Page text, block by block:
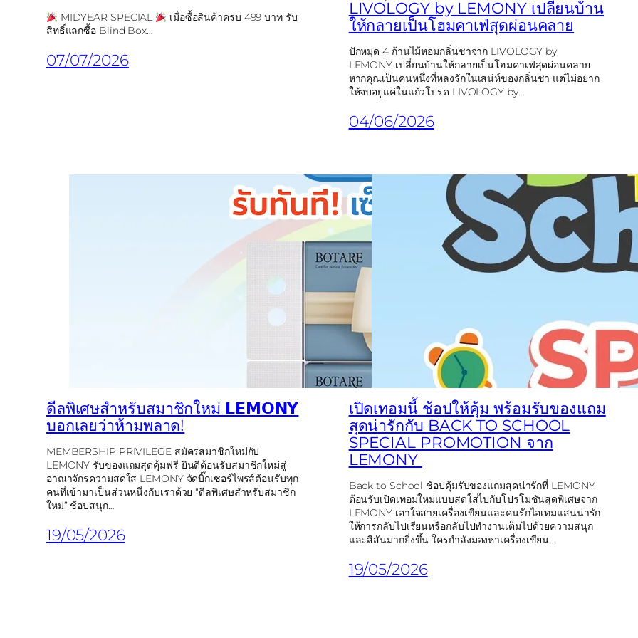
MIDYEAR SPECIAL
เมื่อซื้อสินค้าครบ 499 บาท รับ
สิทธิ์แลกซื้อ Blind Box…
07/07/2026
LIVOLOGY by LEMONY เปลี่ยนบ้าน
ให้กลายเป็นโฮมคาเฟ่สุดผ่อนคลาย
ปักหมุด 4 ก้านไม้หอมกลิ่นชาจาก LIVOLOGY by
LEMONY เปลี่ยนบ้านให้กลายเป็นโฮมคาเฟ่สุดผ่อนคลาย
หากคุณเป็นคนหนึ่งที่หลงรักในเสน่ห์ของกลิ่นชา แต่ไม่อยาก
ให้จบอยู่แค่ในแก้วโปรด LIVOLOGY by…
04/06/2026
ดีลพิเศษสำหรับสมาชิกใหม่ 𝗟𝗘𝗠𝗢𝗡𝗬
บอกเลยว่าห้ามพลาด!
MEMBERSHIP PRIVILEGE สมัครสมาชิกใหม่กับ
LEMONY รับของแถมสุดคุ้มฟรี ยินดีต้อนรับสมาชิกใหม่สู่
อาณาจักรความสดใส LEMONY จัดบิ๊กเซอร์ไพรส์ต้อนรับทุก
คนที่เข้ามาเป็นส่วนหนึ่งกับเราด้วย “ดีลพิเศษสำหรับสมาชิก
ใหม่” ช้อปสนุก…
19/05/2026
เปิดเทอมนี้ ช้อปให้คุ้ม พร้อมรับของแถม
สุดน่ารักกับ BACK TO SCHOOL
SPECIAL PROMOTION จาก
LEMONY
Back to School ช้อปคุ้มรับของแถมสุดน่ารักที่ LEMONY
ต้อนรับเปิดเทอมใหม่แบบสดใสไปกับโปรโมชันสุดพิเศษจาก
LEMONY เอาใจสายเครื่องเขียนและคนรักไอเทมแสนน่ารัก
ให้การกลับไปเรียนหรือกลับไปทำงานเต็มไปด้วยความสนุก
และสีสันมากยิ่งขึ้น ใครกำลังมองหาเครื่องเขียน…
19/05/2026